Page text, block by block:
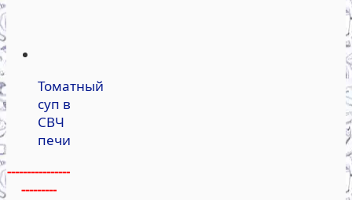
Томатный
суп в
СВЧ
печи
----------------
---------